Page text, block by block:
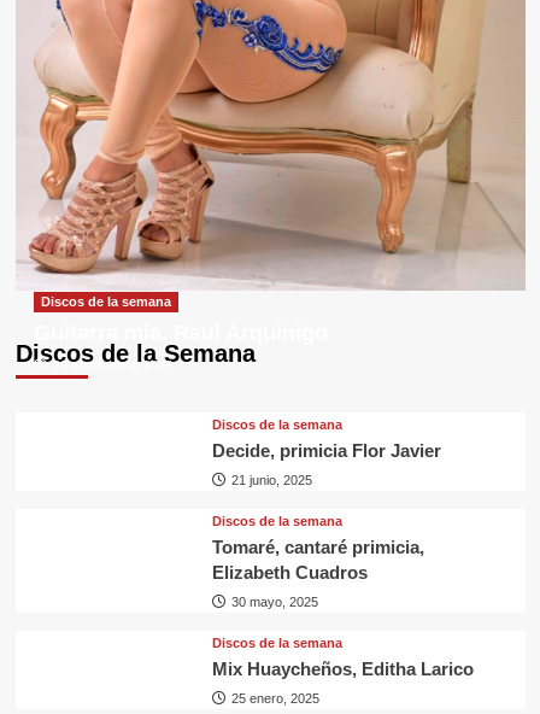
Discos de la Semana
Discos de la semana
29 septiembre, 2025
Discos de la semana
Decide, primicia Flor Javier
21 junio, 2025
Discos de la semana
Tomaré, cantaré primicia,
Elizabeth Cuadros
30 mayo, 2025
Discos de la semana
Mix Huaycheños, Editha Larico
25 enero, 2025